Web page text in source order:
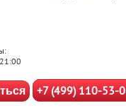
+7 (499) 110-53-